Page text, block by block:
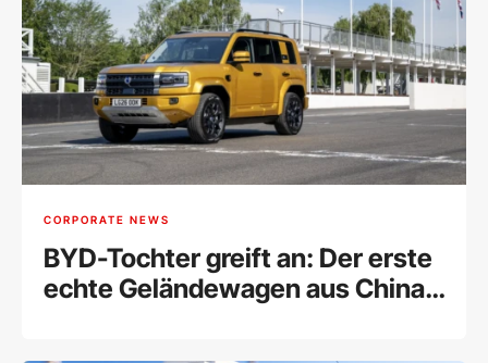
CORPORATE NEWS
BYD-Tochter greift an: Der erste
echte Geländewagen aus China